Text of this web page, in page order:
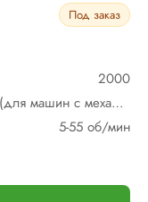
Под заказ
2000
600 и 400 (для машин с механическим мостом)
5-55 об/мин